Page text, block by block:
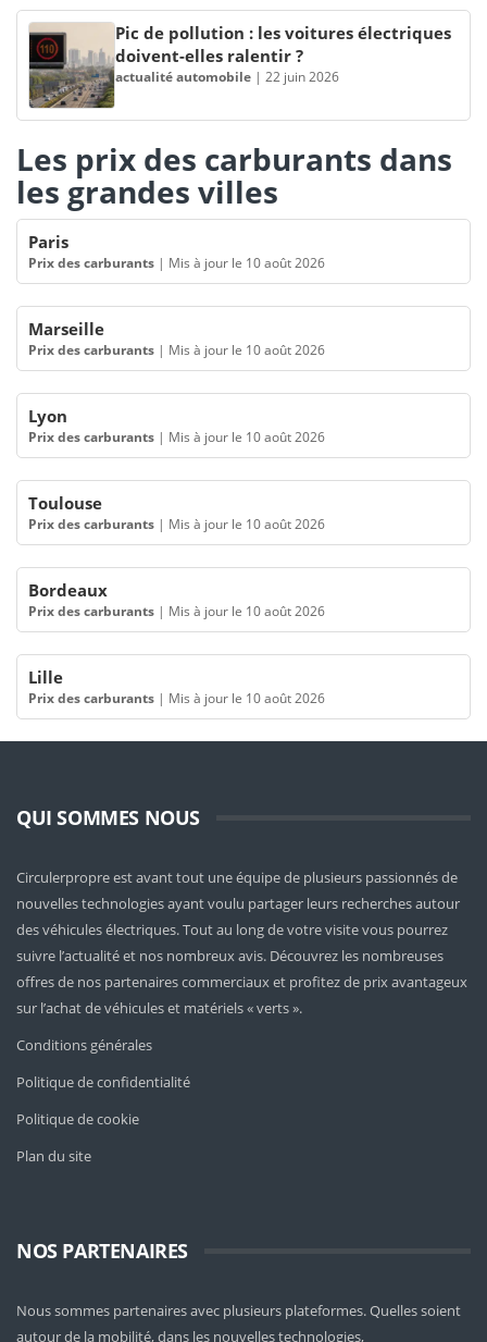
Pic de pollution : les voitures électriques
doivent-elles ralentir ?
actualité automobile | 22 juin 2026
Les prix des carburants dans
les grandes villes
Paris
Prix des carburants | Mis à jour le 10 août 2026
Marseille
Prix des carburants | Mis à jour le 10 août 2026
Lyon
Prix des carburants | Mis à jour le 10 août 2026
Toulouse
Prix des carburants | Mis à jour le 10 août 2026
Bordeaux
Prix des carburants | Mis à jour le 10 août 2026
Lille
Prix des carburants | Mis à jour le 10 août 2026
QUI SOMMES NOUS
Circulerpropre est avant tout une équipe de plusieurs passionnés de
nouvelles technologies ayant voulu partager leurs recherches autour
des véhicules électriques. Tout au long de votre visite vous pourrez
suivre l’actualité et nos nombreux avis. Découvrez les nombreuses
offres de nos partenaires commerciaux et profitez de prix avantageux
sur l’achat de véhicules et matériels « verts ».
Conditions générales
Politique de confidentialité
Politique de cookie
Plan du site
NOS PARTENAIRES
Nous sommes partenaires avec plusieurs plateformes. Quelles soient
autour de la mobilité, dans les nouvelles technologies,